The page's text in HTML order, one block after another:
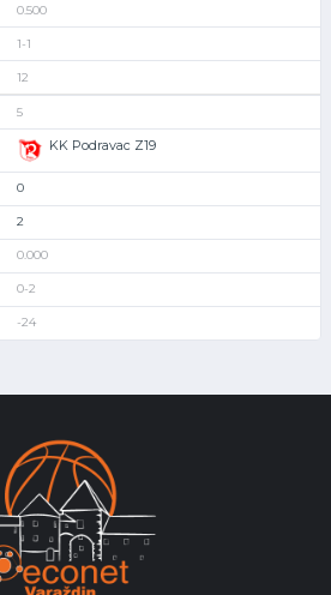
0.500
1-1
12
5
KK Podravac Z19
0
2
0.000
0-2
-24